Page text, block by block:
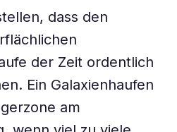
dass den
der Zeit ordentlich
Ein Galaxienhaufen
am